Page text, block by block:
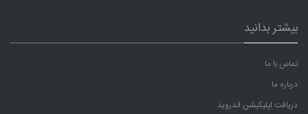
بیشتر بدانید
تماس با ما
درباره ما
دریافت اپلیکیشن اندروید